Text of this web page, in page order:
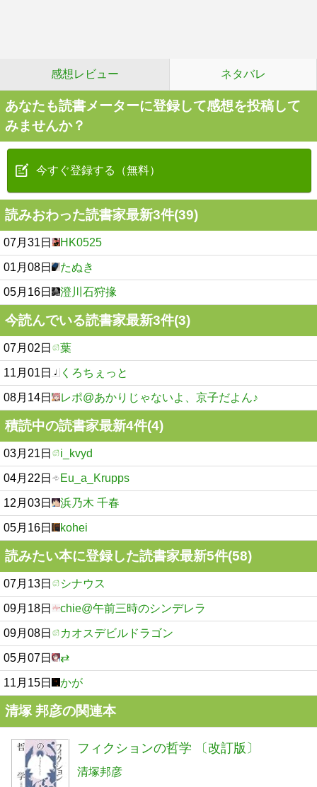
感想レビュー ネタバレ
あなたも読書メーターに登録して感想を投稿して
みませんか？
今すぐ登録する（無料）
読みおわった読書家最新3件(39)
07月31日 HK0525
01月08日 たぬき
05月16日 澄川石狩掾
今読んでいる読書家最新3件(3)
07月02日 葉
11月01日 くろちぇっと
08月14日 レポ@あかりじゃないよ、京子だよん♪
積読中の読書家最新4件(4)
03月21日 i_kvyd
04月22日 Eu_a_Krupps
12月03日 浜乃木 千春
05月16日 kohei
読みたい本に登録した読書家最新5件(58)
07月13日 シナウス
09月18日 chie@午前三時のシンデレラ
09月08日 カオスデビルドラゴン
05月07日 ⇄
11月15日 かが
清塚 邦彦の関連本
フィクションの哲学 〔改訂版〕
清塚邦彦